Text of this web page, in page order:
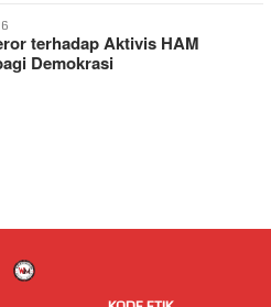
terhadap Aktivis HAM
Demokrasi